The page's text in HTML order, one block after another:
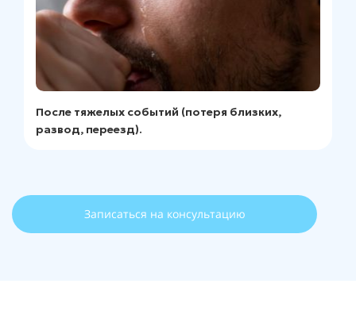
После тяжелых событий (потеря близких,
развод, переезд).
Записаться на консультацию